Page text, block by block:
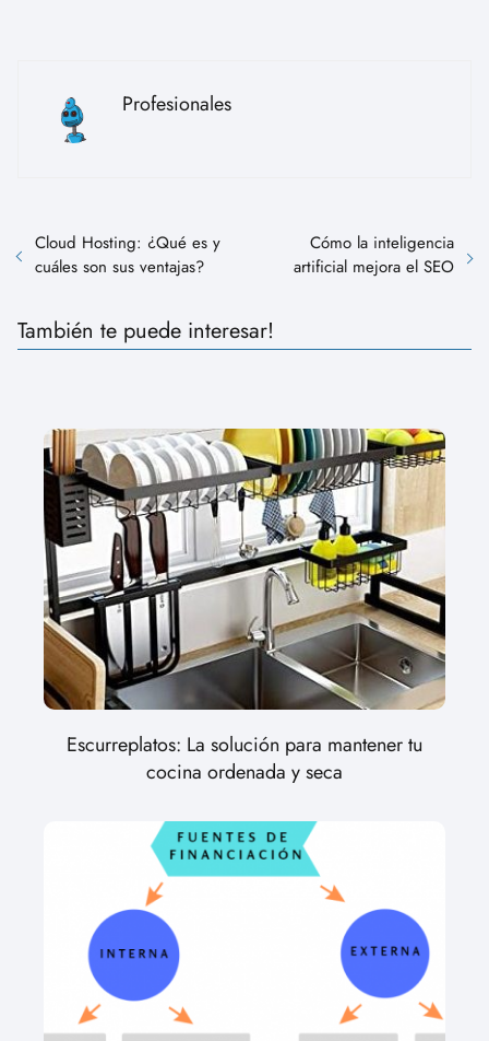
Profesionales
Cloud Hosting: ¿Qué es y
cuáles son sus ventajas?
Cómo la inteligencia
artificial mejora el SEO
También te puede interesar!
Escurreplatos: La solución para mantener tu
cocina ordenada y seca